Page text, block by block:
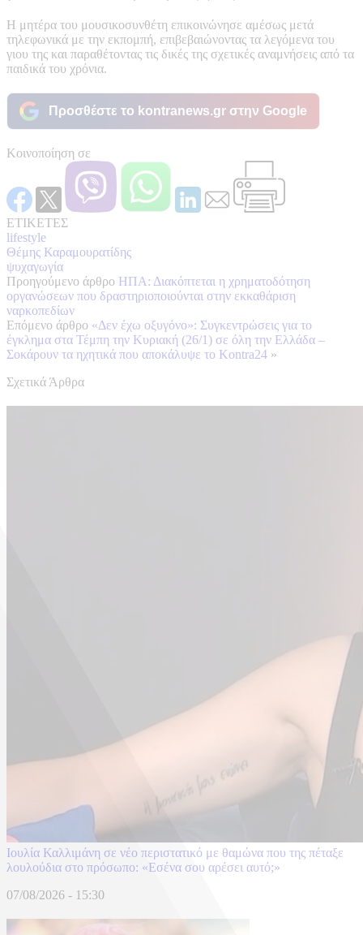
Η μητέρα του μουσικοσυνθέτη επικοινώνησε αμέσως μετά
τηλεφωνικά με την εκπομπή, επιβεβαιώνοντας τα λεγόμενα του
γιου της και παραθέτοντας τις δικές της σχετικές αναμνήσεις από τα
παιδικά του χρόνια.
Προσθέστε το kontranews.gr στην Google
Κοινοποίηση σε
ΕΤΙΚΕΤΕΣ
lifestyle
Θέμης Καραμουρατίδης
ψυχαγωγία
Προηγούμενο άρθρο ΗΠΑ: Διακόπτεται η χρηματοδότηση
οργανώσεων που δραστηριοποιούνται στην εκκαθάριση
ναρκοπεδίων
Επόμενο άρθρο «Δεν έχω οξυγόνο»: Συγκεντρώσεις για το
έγκλημα στα Τέμπη την Κυριακή (26/1) σε όλη την Ελλάδα –
Σοκάρουν τα ηχητικά που αποκάλυψε το Kontra24 »
Σχετικά Άρθρα
Ιουλία Καλλιμάνη σε νέο περιστατικό με θαμώνα που της πέταξε
λουλούδια στο πρόσωπο: «Εσένα σου αρέσει αυτό;»
07/08/2026 - 15:30